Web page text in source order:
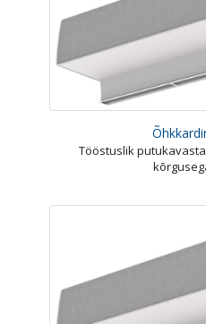
Tööstuslik